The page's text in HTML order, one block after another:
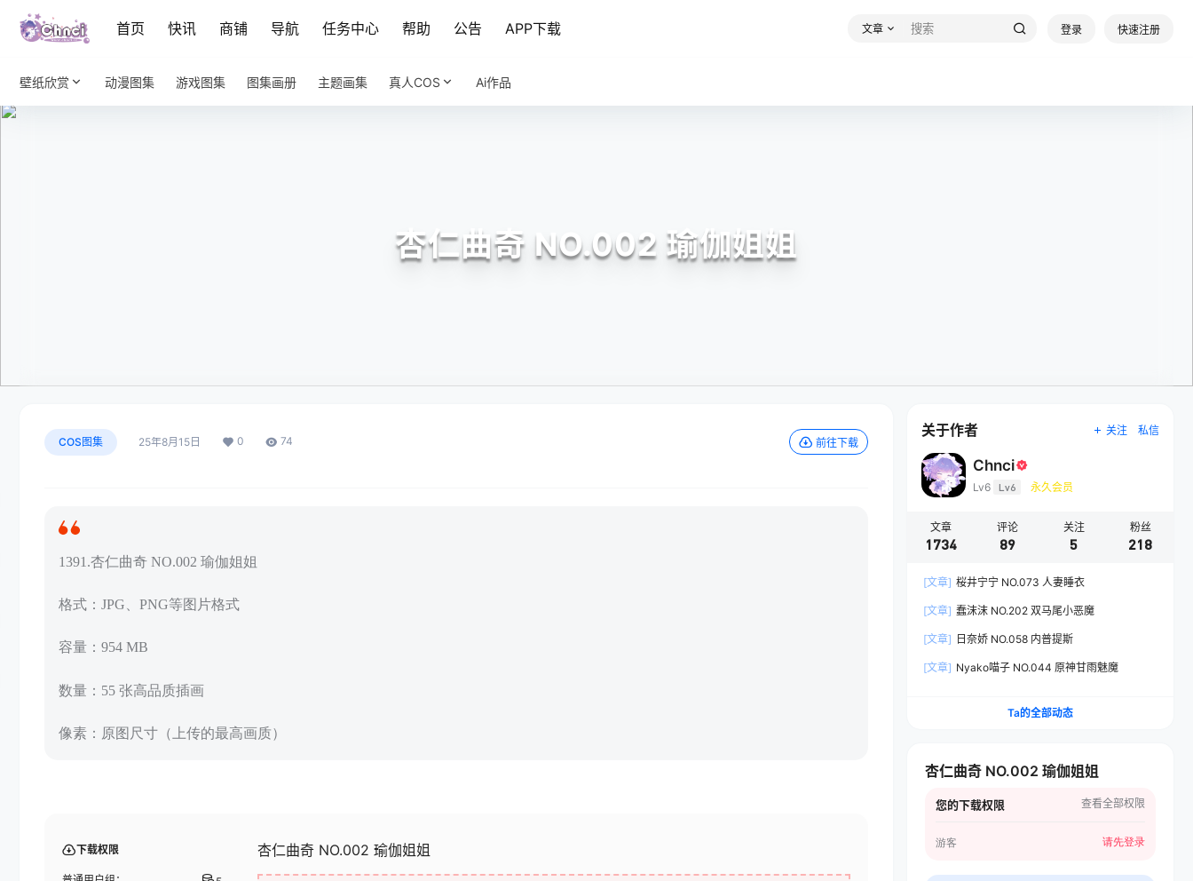
首页 快讯 商铺 导航 任务中心 帮助 公告 APP下载 文章 登录 快速注册
壁纸欣赏 动漫图集 游戏图集 图集画册 主题画集 真人COS Ai作品
杏仁曲奇 NO.002 瑜伽姐姐
COS图集 25年8月15日 0 74 前往下载
1391.杏仁曲奇 NO.002 瑜伽姐姐
格式：JPG、PNG等图片格式
容量：954 MB
数量：55 张高品质插画
像素：原图尺寸（上传的最高画质）
下载权限 杏仁曲奇 NO.002 瑜伽姐姐
关于作者 关注 私信
Chnci
Lv6 Lv6 永久会员
文章
1734
评论
89
关注
5
粉丝
218
[文章] 桜井宁宁 NO.073 人妻睡衣
[文章] 蠢沫沫 NO.202 双马尾小恶魔
[文章] 日奈娇 NO.058 内普提斯
[文章] Nyako喵子 NO.044 原神甘雨魅魔
Ta的全部动态
杏仁曲奇 NO.002 瑜伽姐姐
您的下载权限 查看全部权限
游客 请先登录